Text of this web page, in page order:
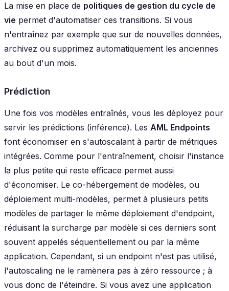
La mise en place de politiques de gestion du cycle de
vie permet d'automatiser ces transitions. Si vous
n'entraînez par exemple que sur de nouvelles données,
archivez ou supprimez automatiquement les anciennes
au bout d'un mois.
Prédiction
Une fois vos modèles entraînés, vous les déployez pour
servir les prédictions (inférence). Les AML Endpoints
font économiser en s'autoscalant à partir de métriques
intégrées. Comme pour l'entraînement, choisir l'instance
la plus petite qui reste efficace permet aussi
d'économiser. Le co-hébergement de modèles, ou
déploiement multi-modèles, permet à plusieurs petits
modèles de partager le même déploiement d'endpoint,
réduisant la surcharge par modèle si ces derniers sont
souvent appelés séquentiellement ou par la même
application. Cependant, si un endpoint n'est pas utilisé,
l'autoscaling ne le ramènera pas à zéro ressource ; à
vous donc de l'éteindre. Si vous avez une application